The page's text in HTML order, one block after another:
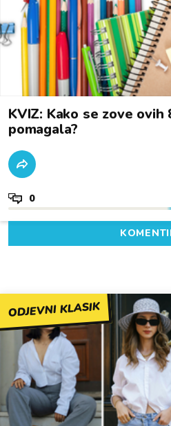
KVIZ: Kako se zove
pomagala?
0
ODJEVNI KLASIK